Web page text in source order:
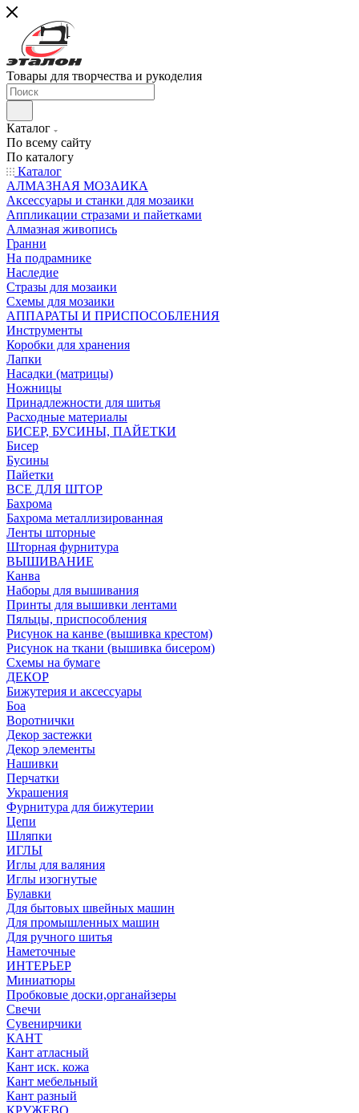
Товары для творчества и рукоделия
Каталог
По всему сайту
По каталогу
Каталог
АЛМАЗНАЯ МОЗАИКА
Аксессуары и станки для мозаики
Аппликации стразами и пайетками
Алмазная живопись
Гранни
На подрамнике
Наследие
Стразы для мозаики
Схемы для мозаики
АППАРАТЫ И ПРИСПОСОБЛЕНИЯ
Инструменты
Коробки для хранения
Лапки
Насадки (матрицы)
Ножницы
Принадлежности для шитья
Расходные материалы
БИСЕР, БУСИНЫ, ПАЙЕТКИ
Бисер
Бусины
Пайетки
ВСЕ ДЛЯ ШТОР
Бахрома
Бахрома металлизированная
Ленты шторные
Шторная фурнитура
ВЫШИВАНИЕ
Канва
Наборы для вышивания
Принты для вышивки лентами
Пяльцы, приспособления
Рисунок на канве (вышивка крестом)
Рисунок на ткани (вышивка бисером)
Схемы на бумаге
ДЕКОР
Бижутерия и аксессуары
Боа
Воротнички
Декор застежки
Декор элементы
Нашивки
Перчатки
Украшения
Фурнитура для бижутерии
Цепи
Шляпки
ИГЛЫ
Иглы для валяния
Иглы изогнутые
Булавки
Для бытовых швейных машин
Для промышленных машин
Для ручного шитья
Наметочные
ИНТЕРЬЕР
Миниатюры
Пробковые доски,органайзеры
Свечи
Сувенирчики
КАНТ
Кант атласный
Кант иск. кожа
Кант мебельный
Кант разный
КРУЖЕВО